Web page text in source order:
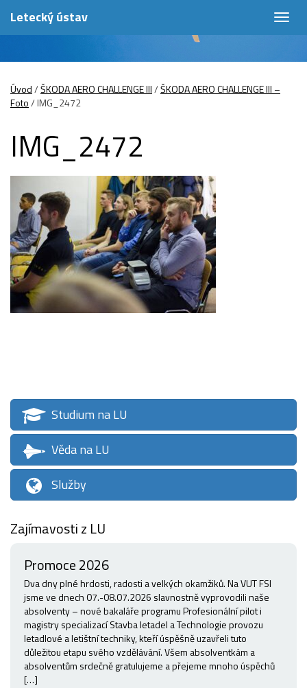
Letecký ústav
Úvod/ŠKODA AERO CHALLENGE III/ŠKODA AERO CHALLENGE III –
Foto/IMG_2472
IMG_2472
Studium na LU
Věda na LU
Služby
Zajímavosti z LU
Promoce 2026
Dva dny plné hrdosti, radosti a velkých okamžiků. Na VUT FSI
jsme ve dnech 07.-08.07.2026 slavnostně vyprovodili naše
absolventy – nové bakaláře programu Profesionální pilot i
magistry specializací Stavba letadel a Technologie provozu
letadlové a letištní techniky, kteří úspěšně uzavřeli tuto
důležitou etapu svého vzdělávání. Všem absolventkám a
absolventům srdečně gratulujeme a přejeme mnoho úspěchů
[…]